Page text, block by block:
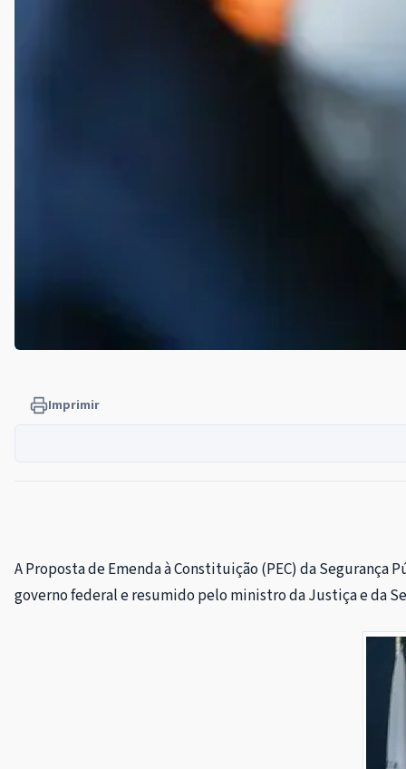
Imprimir
A Proposta de Emenda à Constituição (PEC) da
governo federal e resumido pelo ministro da Justiça e da